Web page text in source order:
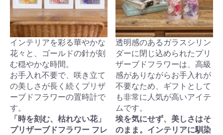
インテリアを彩る華やかな
花々と、ゴールドの針が刻
む穏やかな時間。
お手入れ不要で、咲き立て
の美しさが長く続くプリザ
ーブドフラワーの置時計で
す。
「時を刻む、枯れない花」
プリザーブドフラワー フレ
透明感のあるガラスシリン
ダーに閉じ込められたプリ
ザーブドフラワーは、高級
感がありながらお手入れが
不要なため、ギフトとして
も非常に人気が高いアイテ
ムです。
埃を気にせず、美しさはそ
のまま。インテリアに馴染